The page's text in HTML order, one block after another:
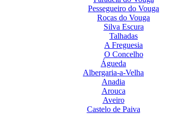
Pessegueiro do Vouga
Rocas do Vouga
Silva Escura
Talhadas
A Freguesia
O Concelho
Águeda
Albergaria-a-Velha
Anadia
Arouca
Aveiro
Castelo de Paiva